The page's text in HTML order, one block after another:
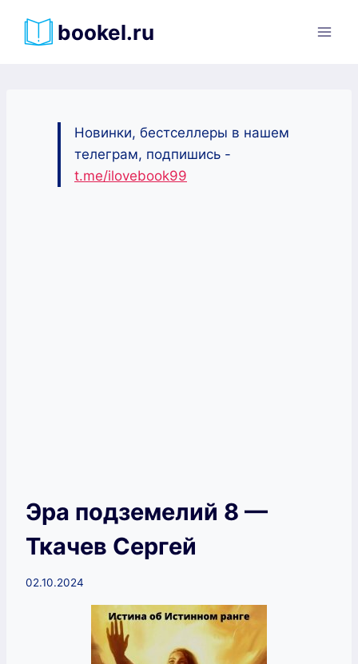
bookel.ru
Новинки, бестселлеры в нашем
телеграм, подпишись -
t.me/ilovebook99
Эра подземелий 8 —
Ткачев Сергей
02.10.2024